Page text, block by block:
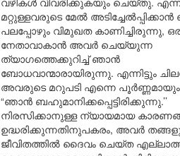
മറ്റുള്ളവരുടെ മേൽ
പലപ്പോഴും വിമുഖത കാണിച്ചിരുന്നു,
നേതാവാകാൻ അവർ ചെയ്യുന്ന
ത്യാഗത്തെക്കുറിച്ച് ഞാൻ
ബോധവാന്മാരായിരുന്നു. എന്നിട്ടും
അവരുടെ മറുപടി എന്നെ പൂർണ്ണമായും
“ഞാൻ ബഹുമാനിക്കപ്പെട്ടിരിക്കുന്നു.’’
നിരസിക്കാനുള്ള ന്യായമായ
ഉദ്ധരിക്കുന്നതിനുപകരം, അവർ
ജീവിതത്തിൽ ദൈവം ചെയ്ത